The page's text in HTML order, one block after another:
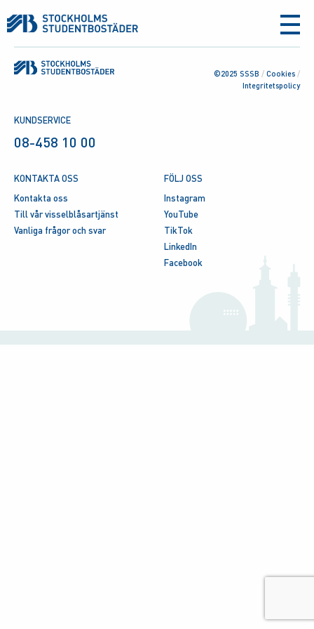
aria-
©2025 SSSB / Cookies /
Integritetspolicy
KUNDSERVICE
08-458 10 00
KONTAKTA OSS
Kontakta oss
Till vår visselblåsartjänst
Vanliga frågor och svar
FÖLJ OSS
Instagram
YouTube
TikTok
LinkedIn
Facebook